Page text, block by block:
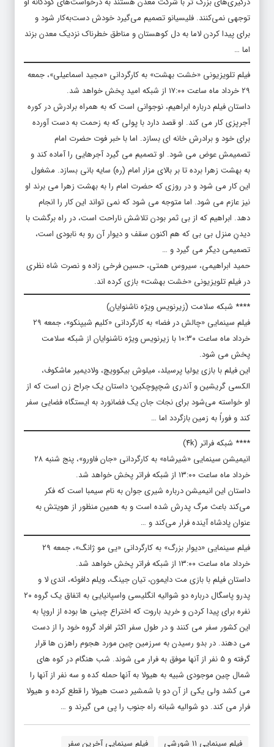
توجهی نمی‌کنند. فلیسیانو تصمیم می‌گیرد خودش دست‌به‌کار شود و
برای پیدا کردن لاما به دل کوهستان و مناطق خطرناک نزدیک معدن بزند
اما …
فیلم تلویزیونی «خشت بهشت» به کارگردانی «مجید اسماعیلی»، جمعه
۲۹ خرداد ماه ساعت ۱۷:۰۰ از شبکه امید پخش خواهد شد.
داستان فیلم درباره ابراهیم، نوجوانی است که به همراه برادرش در کوره
آجرپزی کار می کند. او قصد دارد با پولی که به زحمت به دست آورده
برای خود و برادرش خانه ای بسازد. اما با خبر فوت حضرت امام
تصمیمش عوض می شود. او تصمیم می گیرد آجرهایی را آماده کند و
به بهشت زهرا برده تا بر بالای مزار امام (ره) سایه بانی بسازد. مشغول
این کار می شود و در روزی که حضرت امام را به بهشت زهرا می برند او
نیز عازم می شود. اما متوجه می شود که نمی تواند این کار را انجام
دهد. ابراهیم که از بی ثمر بودن تلاشش ناراحت است، در راه برگشت با
دیدنِ منزل بی بی که هم اکنون سقف و دیوار آن رو به نابودی است،
تصمیمی دیگر می گیرد و …
حمید ابراهیمی، سیروس همتی، حسین فرخی زاده و نصرت شاه نظری
در فیلم تلویزیونی «خشت بهشت» بازی کرده اند.
**** شبکه سلامت (زیرنویس ویژه ناشنوایان)
فیلم سینمایی «چالش در فضا» به کارگردانی «کلیم شیپنکو»، جمعه ۲۹
خرداد ماه ساعت ۱۰:۳۰ با زیرنویس ویژه ناشنوایان از شبکه سلامت
پخش می شود.
این فیلم با بازی یولیا پرسیلد، میلوش بیکوویچ، ولادیمیر ماشکوف،
الکسی گریشین و آندری شچپوچکین؛ داستان یک جراح زن است که از
او خواسته می‌شود برای نجات جان یک فضانورد به ایستگاه فضایی سفر
کند و فوراً به زمین بازگردد اما …
**** شبکه فراتر (۴k)
انیمیشن سینمایی «شیرشاه» به کارگردانی «جان فاورو»، پنج شنبه ۲۸
خرداد ماه ساعت ۱۳:۰۰ از شبکه فراتر پخش خواهد شد.
داستان این انیمیشن درباره‌ شیری جوان به نام سیمبا است که فکر
می‌کند باعث مرگ پدرش شده است و به همین منظور از هویتش به
عنوان پادشاه آینده فرار می‌کند و …
فیلم سینمایی «دیوار بزرگ» به کارگردانی «یی مو ژانگ»، جمعه ۲۹
خرداد ماه ساعت ۱۳:۰۰ از شبکه فراتر پخش خواهد شد.
داستان فیلم با بازی مت دایمون، تیان جینگ، ویلم دافوئه، اندی لا و
پدرو پاسگال درباره دو شوالیه انگلیسی واسپانیایی به اتفاق یک گروه ۲۰
نفره برای پیدا کردن و خرید باروت که اختراع چینی ها بوده از اروپا به
این کشور سفر می کنند و در طول سفر اکثر افراد گروه خود را از دست
می دهند. در بدو رسیدن به سرزمین چین مورد هجوم راهزن ها قرار
گرفته و ۵ نفر از آنها موفق به فرار می شوند. شب هنگام در کوه های
شمال چین موجودی شبیه به هیولا به آنها حمله کده و سه نفر از آنها را
می کشد ولی یکی از آن دو با شمشیر دست هیولا را قطع کرده و هیولا
فرار می کند. دو شوالیه شبانه راه جنوب را پی می گیرند و …
فیلم سینمایی ۱۱ شورشی فیلم سینمایی آخرین سفر